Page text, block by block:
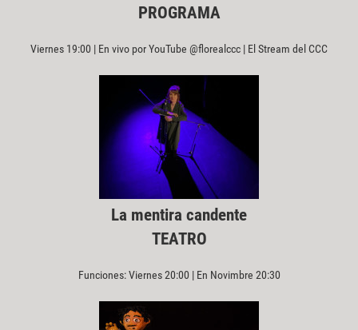
PROGRAMA
Viernes 19:00 | En vivo por YouTube @florealccc | El Stream del CCC
La mentira candente
TEATRO
Funciones: Viernes 20:00 | En Novimbre 20:30